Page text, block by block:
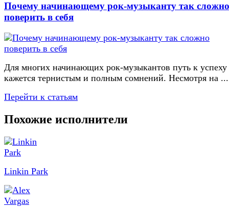
Почему начинающему рок-музыканту так сложно
поверить в себя
Для многих начинающих рок-музыкантов путь к успеху
кажется тернистым и полным сомнений. Несмотря на ...
Перейти к статьям
Похожие исполнители
Linkin Park